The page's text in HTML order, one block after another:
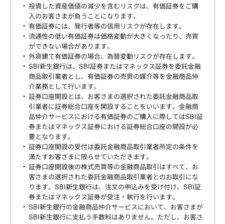
投資した資産価値の減少を含むリスクは、有価証券をご購
入のお客さまが負うことになります。
有価証券には、発行者等の信用リスクが存在します。
流通性の低い有価証券は価格変動が大きくなったり、売買
ができない場合があります。
外貨建て有価証券の場合、為替変動リスクが存在します。
SBI新生銀行は、SBI証券またはマネックス証券を委託金融
商品取引業者とし、有価証券の売買の媒介等を金融商品仲
介業務として行います。
証券口座開設とは、お客さまの選択された委託金融商品取
引業者に証券総合口座を開設することをいいます。金融商
品仲介サービスにおける有価証券のご購入に際してはSBI証
券またはマネックス証券における証券総合口座の開設が必
要となります。
証券口座開設の受付は委託金融商品取引業者所定の条件を
満たすお客さまに限らせていただきます。
証券口座開設後の株式売買等の金融商品取引はすべて、お
客さまの選択された委託金融商品取引業者とのお取引にな
ります。SBI新生銀行は、注文の申込みを受け付け、SBI証
券またはマネックス証券が受注・執行を行います。
SBI新生銀行の金融商品仲介サービスにおいて、お客さまが
SBI新生銀行に支払う手数料はありません。ただし、お客さ